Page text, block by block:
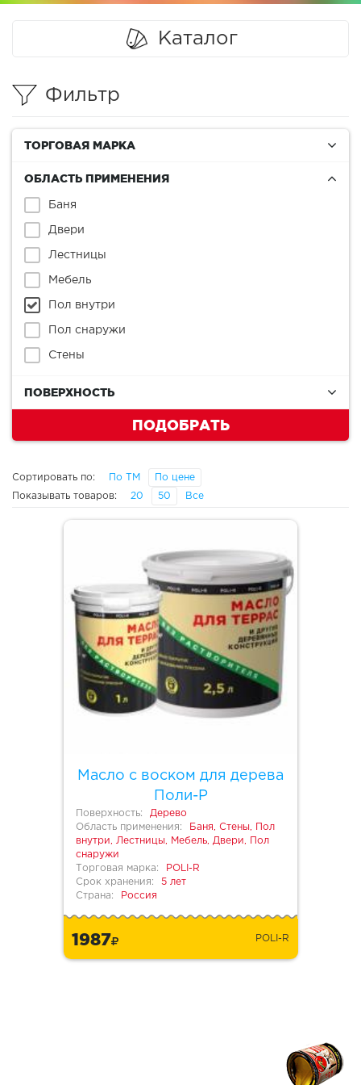
Каталог
Фильтр
ТОРГОВАЯ МАРКА
ОБЛАСТЬ ПРИМЕНЕНИЯ
Баня
Двери
Лестницы
Мебель
Пол внутри
Пол снаружи
Стены
ПОВЕРХНОСТЬ
ПОДОБРАТЬ
Сортировать по: По ТМ По цене
Показывать товаров: 20 50 Все
Масло с воском для дерева
Поли-Р
Поверхность:
Дерево
Область применения:
Баня, Стены, Пол
внутри, Лестницы, Мебель, Двери, Пол
снаружи
Торговая марка:
POLI-R
Срок хранения:
5 лет
Страна:
Россия
1987 POLI-R